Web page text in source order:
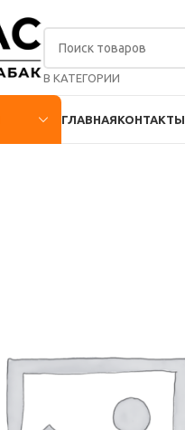
В КАТЕГОРИИ
ГЛАВНАЯКОНТАКТЫ